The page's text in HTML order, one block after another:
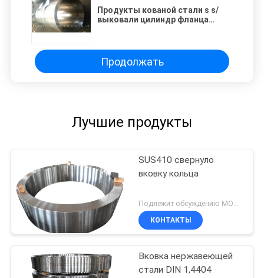
Продукты кованой стали s s/
выковали цилиндр фланца
Продолжать
Лучшие продукты
SUS410 свернуло
вковку кольца
Подлежит обсуждению MOQ:1 ПК
КОНТАКТЫ
Вковка нержавеющей
стали DIN 1,4404